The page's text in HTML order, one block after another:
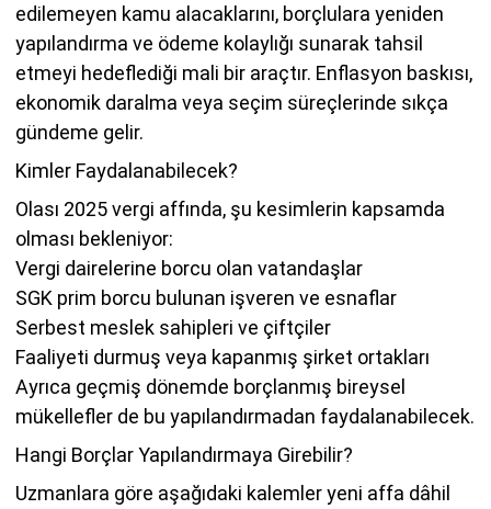
edilemeyen kamu alacaklarını, borçlulara yeniden
yapılandırma ve ödeme kolaylığı sunarak tahsil
etmeyi hedeflediği mali bir araçtır. Enflasyon baskısı,
ekonomik daralma veya seçim süreçlerinde sıkça
gündeme gelir.
Kimler Faydalanabilecek?
Olası 2025 vergi affında, şu kesimlerin kapsamda
olması bekleniyor:
Vergi dairelerine borcu olan vatandaşlar
SGK prim borcu bulunan işveren ve esnaflar
Serbest meslek sahipleri ve çiftçiler
Faaliyeti durmuş veya kapanmış şirket ortakları
Ayrıca geçmiş dönemde borçlanmış bireysel
mükellefler de bu yapılandırmadan faydalanabilecek.
Hangi Borçlar Yapılandırmaya Girebilir?
Uzmanlara göre aşağıdaki kalemler yeni affa dâhil